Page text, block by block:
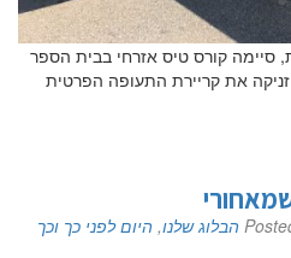
סיימה קורס טיס אזרחי בבית הספר
את קריירת התעופה הפרטית
הבלוג שלנו, היום לפני כך וכך